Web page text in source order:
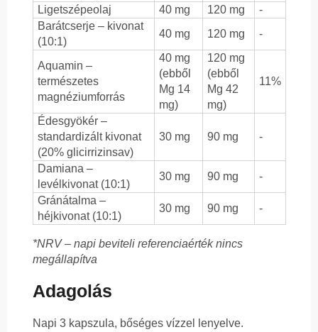
Ligetszépeolaj
40 mg 120 mg
-
Barátcserje – kivonat
(10:1)
40 mg 120 mg -
Aquamin –
természetes
magnéziumforrás
40 mg
(ebből
Mg 14
mg)
120 mg
(ebből
Mg 42
mg)
11%
Édesgyökér –
standardizált kivonat
(20% glicirrizinsav)
30 mg 90 mg -
Damiana –
levélkivonat (10:1)
30 mg 90 mg
-
Gránátalma –
héjkivonat (10:1)
30 mg 90 mg -
*NRV – napi beviteli referenciaérték nincs
megállapítva
Adagolás
Napi 3 kapszula, bőséges vízzel lenyelve.